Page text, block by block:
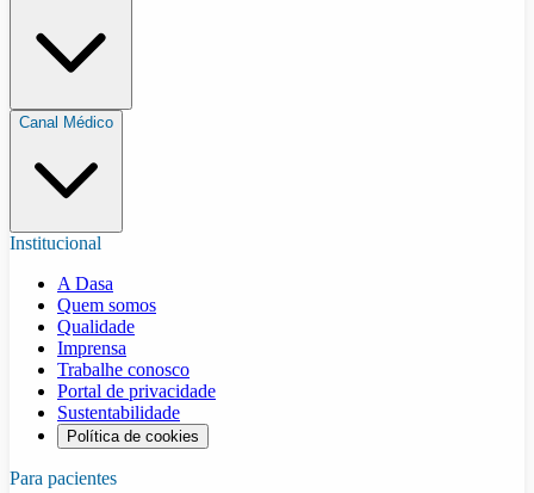
Canal Médico
Institucional
A Dasa
Quem somos
Qualidade
Imprensa
Trabalhe conosco
Portal de privacidade
Sustentabilidade
Política de cookies
Para pacientes